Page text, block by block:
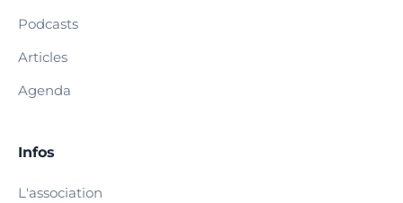
Podcasts
Articles
Agenda
Infos
L'association